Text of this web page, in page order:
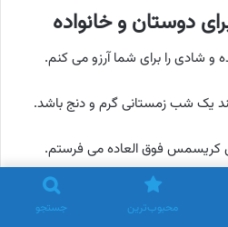
دوستان و خانواده
شادی را برای شما آرزو می کنم.
یک شب زمستانی گرم و دنج باشد.
کریسمس فوق العاده می فرستم.
محبوب‌ترین جستجو